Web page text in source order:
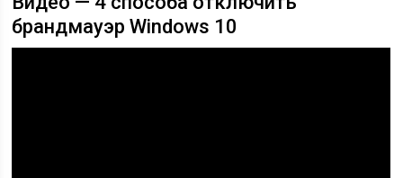
брандмауэр Windows 10